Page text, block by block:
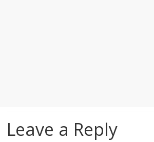
Leave a Reply